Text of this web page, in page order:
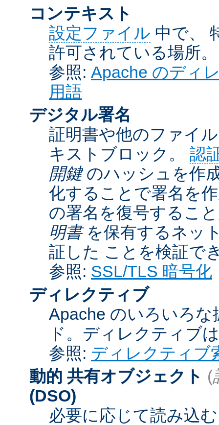
コンテキスト
設定ファイル 中で、
許可されている場所。
参照: Apache のディ
用語
デジタル署名
証明書や他のファイ
キストブロック。 認
開鍵のハッシュを作
化することで署名を
の署名を復号するこ
明書を保有するネッ
証した ことを検証で
参照: SSL/TLS 暗号化
ディレクティブ
Apache のいろいろ
ド。ディレクティブ
参照: ディレクティブ
動的 共有オブジェクト (
(DSO)
必要に応じて読み込